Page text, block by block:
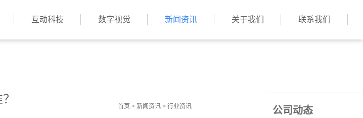
互动科技 数字视觉 新闻资讯 关于我们 联系我们
首页 > 新闻资讯 > 行业资讯 公司动态